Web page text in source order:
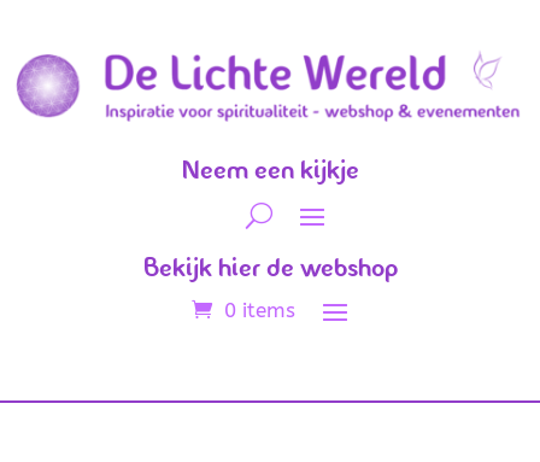
Neem een kijkje
Bekijk hier de webshop
0 items